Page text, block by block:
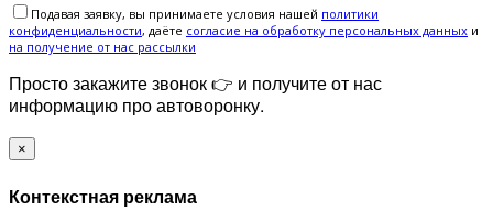
Подавая заявку, вы принимаете условия нашей политики
конфиденциальности, даёте cогласие на обработку персональных данных и
на получение от нас рассылки
Просто закажите звонок 👉 и получите от нас
информацию про автоворонку.
×
Контекстная реклама